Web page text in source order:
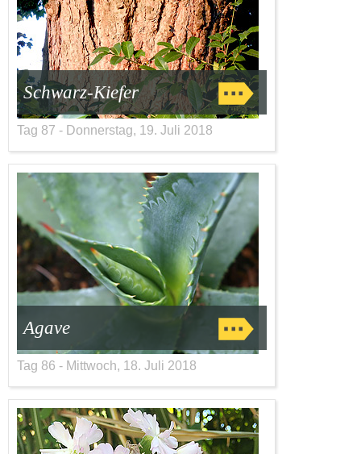
Schwarz-Kiefer
Tag 87 - Donnerstag, 19. Juli 2018
Agave
Tag 86 - Mittwoch, 18. Juli 2018